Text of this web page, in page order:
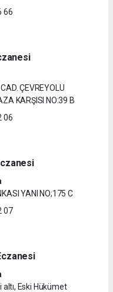
66
ÇEVREYOLU
KARŞISI NO:39 B
06
YANI NO;175 C
07
Eski Hükümet